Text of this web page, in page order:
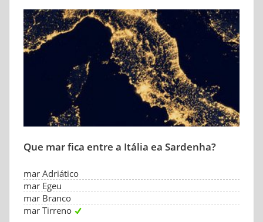
Que mar fica entre a Itália ea Sardenha?
mar Adriático
mar Egeu
mar Branco
mar Tirreno